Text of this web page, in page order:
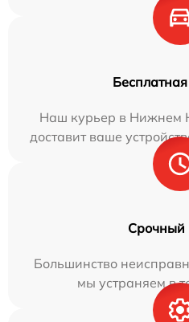
Наш курьер в Нижнем
доставит ваше
Срочный
Большинство
мы устраняем в